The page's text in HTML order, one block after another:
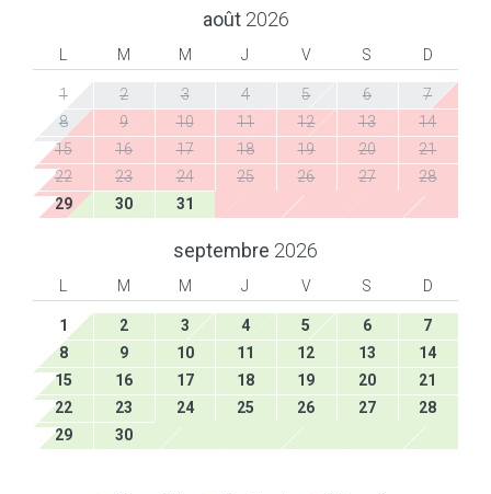
août 2026
M M J V S D
1 2 3 4 5 6
7
8
9 10 11 12 13
14
15
16 17 18 19 20
21
22
23 24 25 26 27
28
29
30 31
septembre 2026
M M J V S D
1 2 3 4 5 6
7
8
9 10 11 12 13
14
15
16 17 18 19 20
21
22
23 24 25 26 27
28
29
30